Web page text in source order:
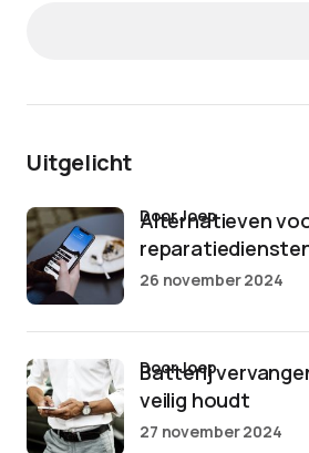
Uitgelicht
Alternatieven
door Joep
26 november 2024
Batterij
veilig houdt
door Joep
27 november 2024